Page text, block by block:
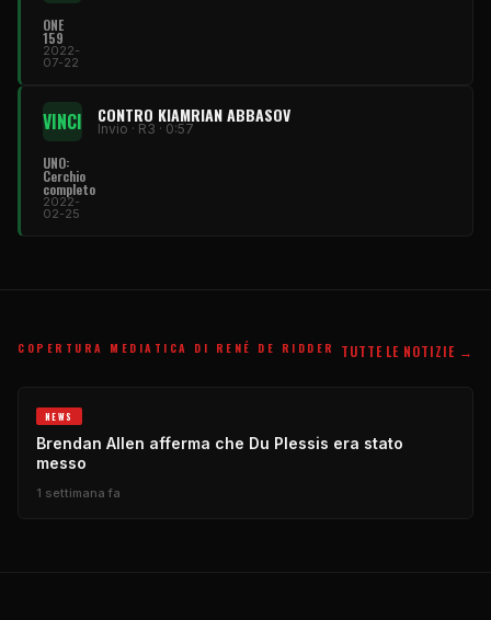
ONE
159
2022-
07-22
VINCI CONTRO KIAMRIAN ABBASOV
Invio · R3 · 0:57
UNO:
Cerchio
completo
2022-
02-25
COPERTURA MEDIATICA DI RENÉ DE RIDDER TUTTE LE NOTIZIE →
NEWS
Brendan Allen afferma che Du Plessis era stato
messo
1 settimana fa